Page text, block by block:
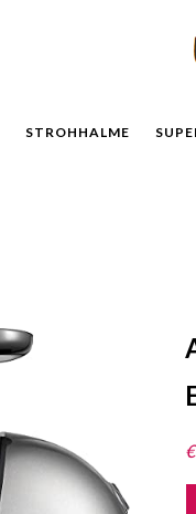
STROHHALME
€